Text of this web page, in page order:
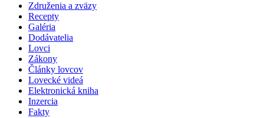
Združenia a zväzy
Recepty
Galéria
Dodávatelia
Lovci
Zákony
Články lovcov
Lovecké videá
Elektronická kniha
Inzercia
Fakty